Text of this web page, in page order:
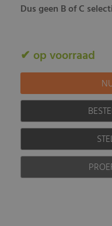
Dus geen B of C
✔ op voorraad